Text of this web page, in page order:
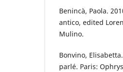
Benincà, Paola.
antico, edited
Mulino.
Bonvino,
parlé. Paris: